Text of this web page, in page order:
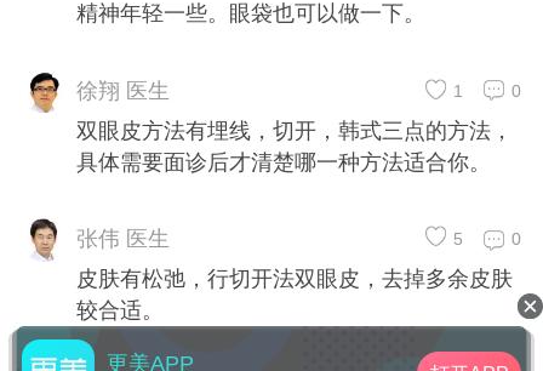
精神年轻一些。眼袋也可以做一下。
徐翔 医生 0
1
双眼皮方法有埋线，切开，韩式三点的方法，
具体需要面诊后才清楚哪一种方法适合你。
张伟 医生 0
5
皮肤有松弛，行切开法双眼皮，去掉多余皮肤
较合适。
更美APP